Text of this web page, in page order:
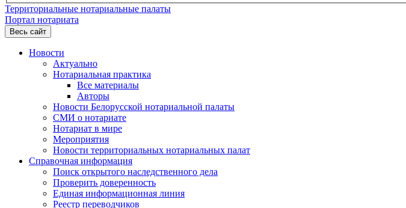
Территориальные нотариальные палаты
Портал нотариата
Весь сайт
Новости
Актуально
Нотариальная практика
Все материалы
Авторы
Новости Белорусской нотариальной палаты
СМИ о нотариате
Нотариат в мире
Мероприятия
Новости территориальных нотариальных палат
Справочная информация
Поиск открытого наследственного дела
Проверить доверенность
Единая информационная линия
Реестр переводчиков